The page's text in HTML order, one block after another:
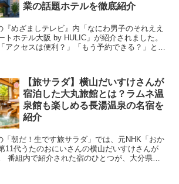
業の話題ホテルを徹底紹介
『めざましテレビ』内「なにわ男子のそれええ
トホテル大阪 by HULIC」が紹介されました。
アクセスは便利？」「もう予約できる？」と気
【旅サラダ】横山だいすけさんが
宿泊した大丸旅館とは？ラムネ温
泉館も楽しめる長湯温泉の名宿を
紹介
「朝だ！生です旅サラダ」では、元NHK「おか
11代うたのおにいさんの横山だいすけさんが
県竹